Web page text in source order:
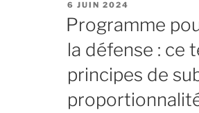
qui
qui
? »
PUBLIÉ
LE
6 JUIN 2024
Programme
la défense : ce
principes de